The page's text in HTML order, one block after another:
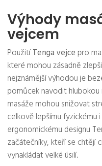
Výhody
vejcem
PoužitíTenga vejce pro
které mohou zásadně
nejznámější výhodou je
pomůcek navodit hlubokou
masáže mohou snižovat
celkově lepšímu fyzickému
ergonomickému designu
začátečníky, kteří se chtějí
vynakládat velké úsilí.